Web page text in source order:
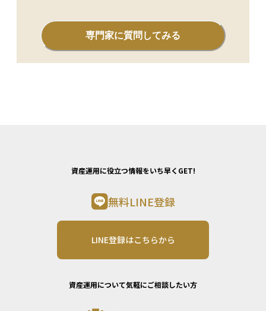
専門家に質問してみる
資産運用に役立つ情報をいち早くGET!
無料LINE登録
LINE登録はこちらから
資産運用について気軽にご相談したい方